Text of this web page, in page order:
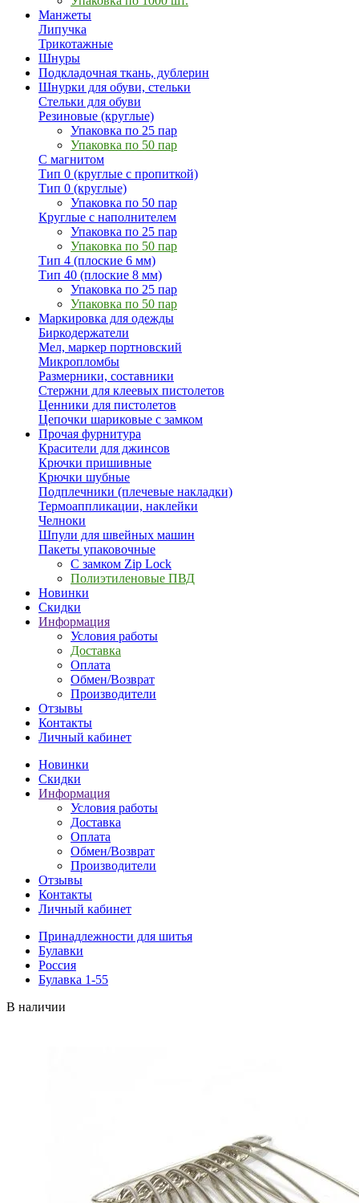
Манжеты
Липучка
Трикотажные
Шнуры
Подкладочная ткань, дублерин
Шнурки для обуви, стельки
Стельки для обуви
Резиновые (круглые)
Упаковка по 25 пар
Упаковка по 50 пар
С магнитом
Тип 0 (круглые с пропиткой)
Тип 0 (круглые)
Упаковка по 50 пар
Круглые с наполнителем
Упаковка по 25 пар
Упаковка по 50 пар
Тип 4 (плоские 6 мм)
Тип 40 (плоские 8 мм)
Упаковка по 25 пар
Упаковка по 50 пар
Маркировка для одежды
Биркодержатели
Мел, маркер портновский
Микропломбы
Размерники, составники
Стержни для клеевых пистолетов
Ценники для пистолетов
Цепочки шариковые с замком
Прочая фурнитура
Красители для джинсов
Крючки пришивные
Крючки шубные
Подплечники (плечевые накладки)
Термоаппликации, наклейки
Челноки
Шпули для швейных машин
Пакеты упаковочные
С замком Zip Lock
Полиэтиленовые ПВД
Новинки
Скидки
Информация
Условия работы
Доставка
Оплата
Обмен/Возврат
Производители
Отзывы
Контакты
Личный кабинет
Новинки
Скидки
Информация
Условия работы
Доставка
Оплата
Обмен/Возврат
Производители
Отзывы
Контакты
Личный кабинет
Принадлежности для шитья
Булавки
Россия
Булавка 1-55
В наличии